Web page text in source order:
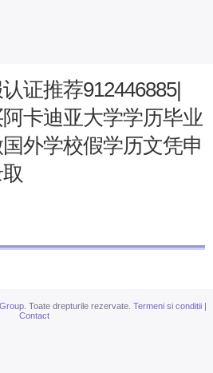
证推荐912446885|
卡迪亚大学学历毕业
外学校假学历文凭申
. Toate drepturile rezervate. Termeni si conditii |
Contact